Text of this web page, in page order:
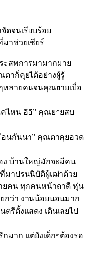
ดจนเรียบร้อย
าช่วยเชียร์
สพการมามากมาย
ตาก็คุยได้อย่างผู้รู้
หลายคนจนคุณยายเบื่อ
ค่ไหน อิอิ” คุณยายสบ
อนกันนา” คุณตาคุยอวด
ง บ้านใหญ่มักจะมีคน
มาปรนนิบัติผู้เฒ่าด้วย
ยคน ทุกคนหน้าตาดี หุ่น
กว่า งานน้อยนอนมาก
รีตั้งแสดง เดินเลยไป
มาก แต่ยังเด็กๆต้องรอ